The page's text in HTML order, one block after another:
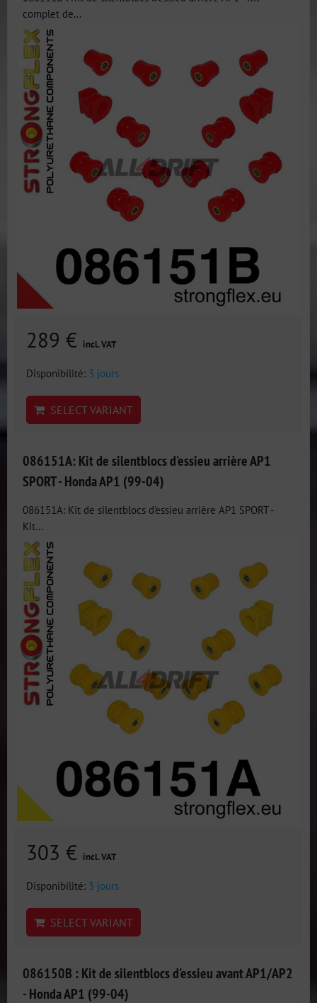
complet de...
289 € incl. VAT
Disponibilité: 3 jours
SELECT VARIANT
086151A: Kit de silentblocs d'essieu arrière AP1
SPORT - Honda AP1 (99-04)
086151A: Kit de silentblocs d'essieu arrière AP1 SPORT -
Kit...
303 € incl. VAT
Disponibilité: 3 jours
SELECT VARIANT
086150B : Kit de silentblocs d'essieu avant AP1/AP2
- Honda AP1 (99-04)